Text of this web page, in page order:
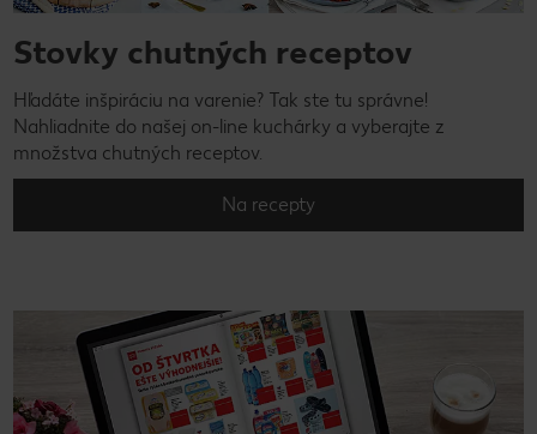
Stovky chutných receptov
Hľadáte inšpiráciu na varenie? Tak ste tu správne!
Nahliadnite do našej on-line kuchárky a vyberajte z
množstva chutných receptov.
Na recepty